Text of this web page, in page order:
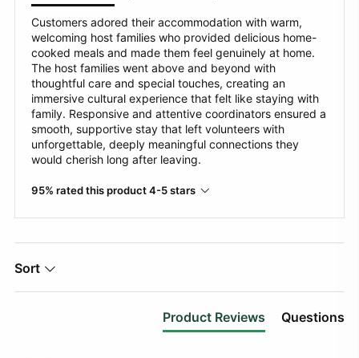
Customers adored their accommodation with warm,
welcoming host families who provided delicious home-
cooked meals and made them feel genuinely at home.
The host families went above and beyond with
thoughtful care and special touches, creating an
immersive cultural experience that felt like staying with
family. Responsive and attentive coordinators ensured a
smooth, supportive stay that left volunteers with
unforgettable, deeply meaningful connections they
would cherish long after leaving.
95% rated this product 4-5 stars
Sort
Product Reviews Questions